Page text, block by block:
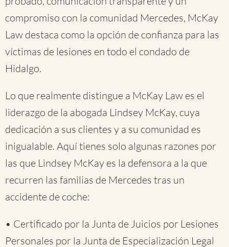
compromiso con la comunidad Mercedes, McKay
Law destaca como la opción de confianza para las
víctimas de lesiones en todo el condado de
Hidalgo.
Lo que realmente distingue a McKay Law es el
liderazgo de la abogada Lindsey McKay, cuya
dedicación a sus clientes y a su comunidad es
inigualable. Aquí tienes solo algunas razones por
las que Lindsey McKay es la defensora a la que
recurren las familias de Mercedes tras un
accidente de coche:
• Certificado por la Junta de Juicios por Lesiones
Personales por la Junta de Especialización Legal